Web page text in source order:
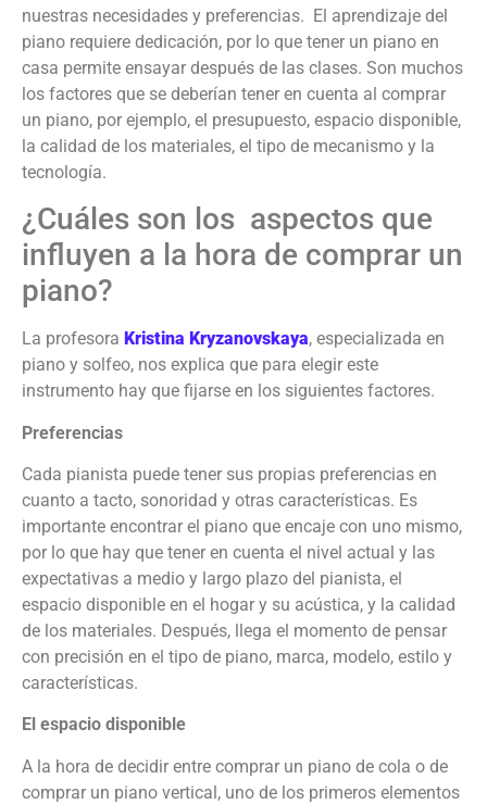
nuestras necesidades y preferencias. El aprendizaje del
piano requiere dedicación, por lo que tener un piano en
casa permite ensayar después de las clases. Son muchos
los factores que se deberían tener en cuenta al comprar
un piano, por ejemplo, el presupuesto, espacio disponible,
la calidad de los materiales, el tipo de mecanismo y la
tecnología.
¿Cuáles son los aspectos que
influyen a la hora de comprar un
piano?
La profesora Kristina Kryzanovskaya, especializada en
piano y solfeo, nos explica que para elegir este
instrumento hay que fijarse en los siguientes factores.
Preferencias
Cada pianista puede tener sus propias preferencias en
cuanto a tacto, sonoridad y otras características. Es
importante encontrar el piano que encaje con uno mismo,
por lo que hay que tener en cuenta el nivel actual y las
expectativas a medio y largo plazo del pianista, el
espacio disponible en el hogar y su acústica, y la calidad
de los materiales. Después, llega el momento de pensar
con precisión en el tipo de piano, marca, modelo, estilo y
características.
El espacio disponible
A la hora de decidir entre comprar un piano de cola o de
comprar un piano vertical, uno de los primeros elementos